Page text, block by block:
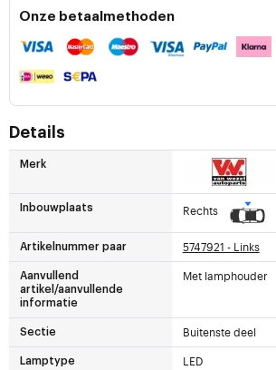
Onze betaalmethoden
Details
Merk
Inbouwplaats Rechts
Artikelnummer paar 5747921 - Links
Aanvullend
artikel/aanvullende
informatie
Met lamphouder
Sectie Buitenste deel
Lamptype LED